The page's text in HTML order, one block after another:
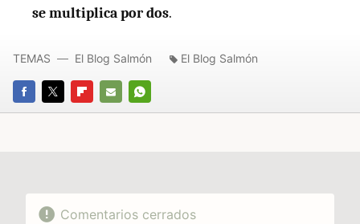
se multiplica por dos.
FACEBOOK
TWITTERFLIPBOARD
E-
WHATSAPP
TEMAS El Blog Salmón El Blog Salmón
Comentarios cerrados